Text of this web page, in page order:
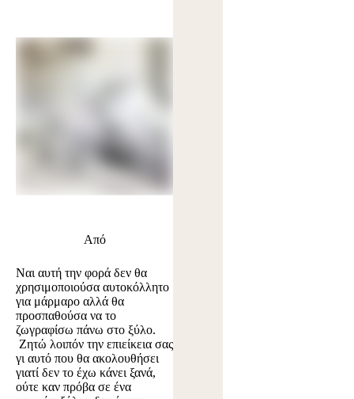
Από
Ναι αυτή την φορά δεν θα
χρησιμοποιούσα αυτοκόλλητο
για μάρμαρο αλλά θα
προσπαθούσα να το
ζωγραφίσω πάνω στο ξύλο.
Ζητώ λοιπόν την επιείκεια σας
γι αυτό που θα ακολουθήσει
γιατί δεν το έχω κάνει ξανά,
ούτε καν πρόβα σε ένα